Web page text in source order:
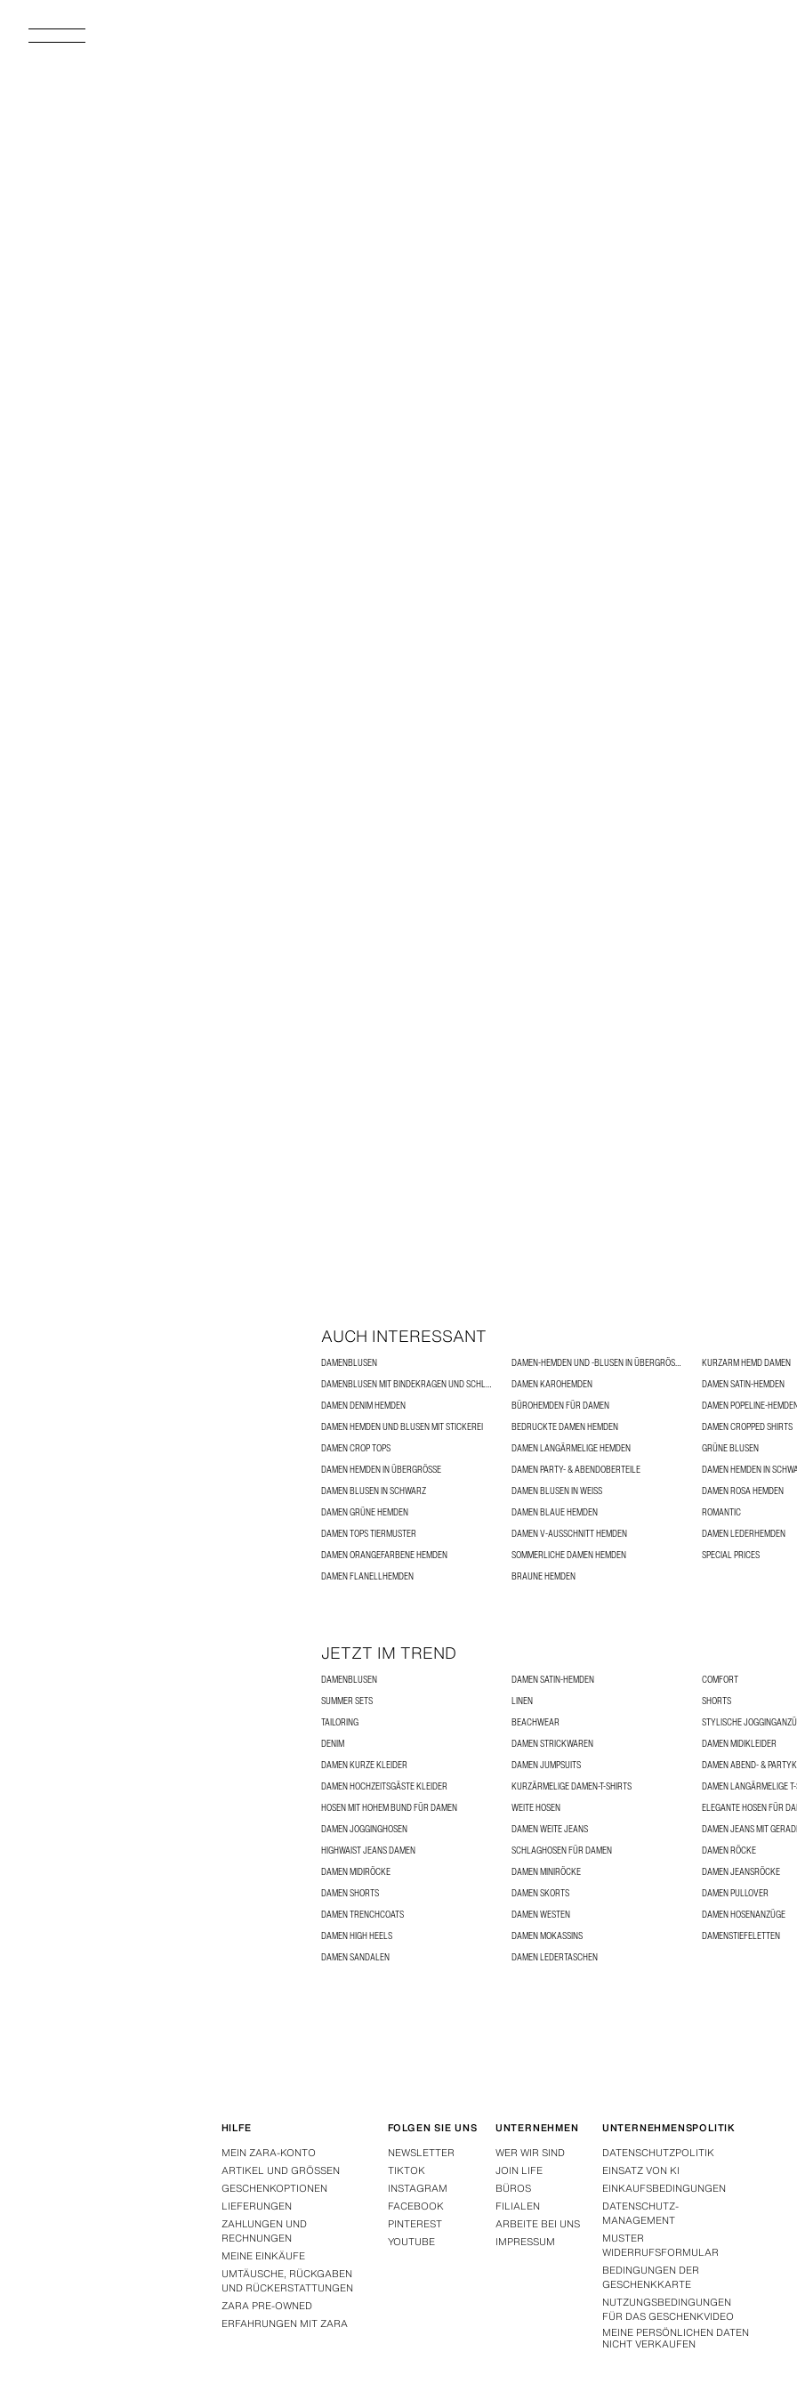
AUCH INTERESSANT
DAMENBLUSEN DAMEN-HEMDEN UND -BLUSEN IN ÜBERGRÖSSE
KURZARM HEMD DAMEN
DAMENBLUSEN MIT BINDEKRAGEN UND SCHLEIFEN
DAMEN KAROHEMDEN
DAMEN SATIN-HEMDEN
DAMEN DENIM HEMDEN
BÜROHEMDEN FÜR DAMEN
DAMEN POPELINE-
DAMEN HEMDEN UND BLUSEN MIT STICKEREI
BEDRUCKTE DAMEN HEMDEN
DAMEN CROPPED SHIRTS
DAMEN CROP TOPS
DAMEN LANGÄRMELIGE HEMDEN
GRÜNE BLUSEN
DAMEN HEMDEN IN ÜBERGRÖSSE
DAMEN PARTY- & ABENDOBERTEILE
DAMEN HEMDEN IN
DAMEN BLUSEN IN SCHWARZ
DAMEN BLUSEN IN WEISS
DAMEN ROSA HEMDEN
DAMEN GRÜNE HEMDEN
DAMEN BLAUE HEMDEN
ROMANTIC
DAMEN TOPS TIERMUSTER
DAMEN V-AUSSCHNITT HEMDEN
DAMEN LEDERHEMDEN
DAMEN ORANGEFARBENE HEMDEN
SOMMERLICHE DAMEN HEMDEN
SPECIAL PRICES
DAMEN FLANELLHEMDEN
BRAUNE HEMDEN
JETZT IM TREND
DAMENBLUSEN DAMEN SATIN-HEMDEN
COMFORT
SUMMER SETS
LINEN
SHORTS
TAILORING
BEACHWEAR
STYLISCHE
DENIM
DAMEN STRICKWAREN
DAMEN MIDIKLEIDER
DAMEN KURZE KLEIDER
DAMEN JUMPSUITS
DAMEN ABEND- &
DAMEN HOCHZEITSGÄSTE KLEIDER
KURZÄRMELIGE DAMEN-T-SHIRTS
DAMEN LANGÄRMELIGE
HOSEN MIT HOHEM BUND FÜR DAMEN
WEITE HOSEN
ELEGANTE HOSEN FÜR
DAMEN JOGGINGHOSEN
DAMEN WEITE JEANS
DAMEN JEANS MIT
HIGHWAIST JEANS DAMEN
SCHLAGHOSEN FÜR DAMEN
DAMEN RÖCKE
DAMEN MIDIRÖCKE
DAMEN MINIRÖCKE
DAMEN JEANSRÖCKE
DAMEN SHORTS
DAMEN SKORTS
DAMEN PULLOVER
DAMEN TRENCHCOATS
DAMEN WESTEN
DAMEN HOSENANZÜGE
DAMEN HIGH HEELS
DAMEN MOKASSINS
DAMENSTIEFELETTEN
DAMEN SANDALEN
DAMEN LEDERTASCHEN
HILFE
MEIN ZARA-KONTO
ARTIKEL UND GRÖSSEN
GESCHENKOPTIONEN
LIEFERUNGEN
ZAHLUNGEN UND
RECHNUNGEN
MEINE EINKÄUFE
UMTÄUSCHE, RÜCKGABEN
UND RÜCKERSTATTUNGEN
ZARA PRE-OWNED
ERFAHRUNGEN MIT ZARA
FOLGEN SIE UNS
NEWSLETTER
TIKTOK
INSTAGRAM
FACEBOOK
PINTEREST
YOUTUBE
UNTERNEHMEN
WER WIR SIND
JOIN LIFE
BÜROS
FILIALEN
ARBEITE BEI UNS
IMPRESSUM
UNTERNEHMENSPOLITIK
DATENSCHUTZPOLITIK
EINSATZ VON KI
EINKAUFSBEDINGUNGEN
DATENSCHUTZ-
MANAGEMENT
MUSTER
WIDERRUFSFORMULAR
BEDINGUNGEN DER
GESCHENKKARTE
NUTZUNGSBEDINGUNGEN
FÜR DAS GESCHENKVIDEO
MEINE PERSÖNLICHEN DATEN
NICHT VERKAUFEN